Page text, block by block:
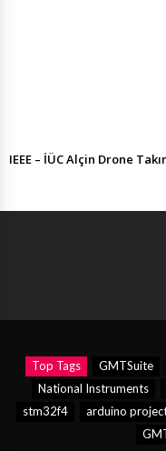
IEEE – İÜC Alçin Drone
Top Tags GMTSuite
National Instruments
stm32f4
arduino